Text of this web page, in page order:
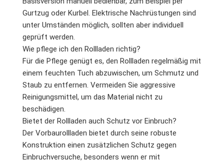
Gurtzug oder Kurbel. Elektrische Nachrüstungen sind
unter Umständen möglich, sollten aber individuell
geprüft werden.
Wie pflege ich den Rollladen richtig?
Für die Pflege genügt es, den Rollladen regelmäßig mit
einem feuchten Tuch abzuwischen, um Schmutz und
Staub zu entfernen. Vermeiden Sie aggressive
Reinigungsmittel, um das Material nicht zu
beschädigen.
Bietet der Rollladen auch Schutz vor Einbruch?
Der Vorbaurollladen bietet durch seine robuste
Konstruktion einen zusätzlichen Schutz gegen
Einbruchversuche, besonders wenn er mit